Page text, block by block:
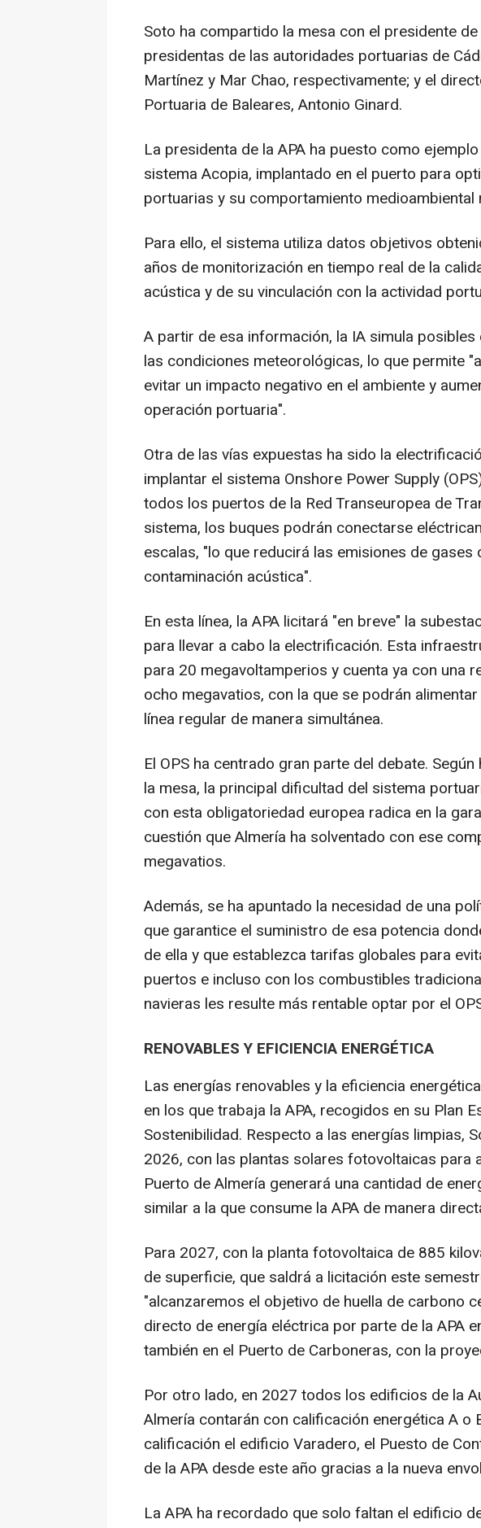
Soto ha compartido la mesa con el presidente
presidentas de las autoridades portuarias de
Martínez y Mar Chao, respectivamente; y el
Portuaria de Baleares, Antonio Ginard.
La presidenta de la APA ha puesto como
sistema Acopia, implantado en el puerto para
portuarias y su comportamiento medioambiental
Para ello, el sistema utiliza datos objetivos
años de monitorización en tiempo real de la
acústica y de su vinculación con la actividad
A partir de esa información, la IA simula
las condiciones meteorológicas, lo que permite
evitar un impacto negativo en el ambiente y
operación portuaria".
Otra de las vías expuestas ha sido la
implantar el sistema Onshore Power Supply
todos los puertos de la Red Transeuropea de
sistema, los buques podrán conectarse
escalas, "lo que reducirá las emisiones de
contaminación acústica".
En esta línea, la APA licitará "en breve" la
para llevar a cabo la electrificación. Esta
para 20 megavoltamperios y cuenta ya con una
ocho megavatios, con la que se podrán
línea regular de manera simultánea.
El OPS ha centrado gran parte del debate.
la mesa, la principal dificultad del sistema
con esta obligatoriedad europea radica en la
cuestión que Almería ha solventado con ese
megavatios.
Además, se ha apuntado la necesidad de una
que garantice el suministro de esa potencia
de ella y que establezca tarifas globales para
puertos e incluso con los combustibles
navieras les resulte más rentable optar por el
RENOVABLES Y EFICIENCIA ENERGÉTICA
Las energías renovables y la eficiencia
en los que trabaja la APA, recogidos en su Plan
Sostenibilidad. Respecto a las energías limpias,
2026, con las plantas solares fotovoltaicas para
Puerto de Almería generará una cantidad de
similar a la que consume la APA de manera
Para 2027, con la planta fotovoltaica de 885
de superficie, que saldrá a licitación este
"alcanzaremos el objetivo de huella de carbono
directo de energía eléctrica por parte de la APA
también en el Puerto de Carboneras, con la
Por otro lado, en 2027 todos los edificios de la
Almería contarán con calificación energética A o
calificación el edificio Varadero, el Puesto de
de la APA desde este año gracias a la nueva
La APA ha recordado que solo faltan el edificio